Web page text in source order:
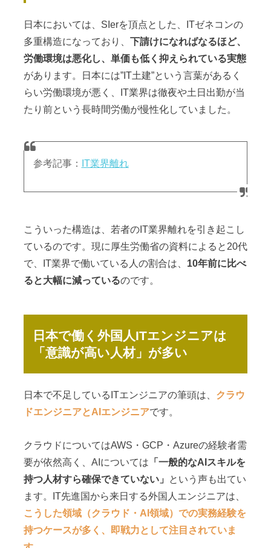
日本においては、SIerを頂点とした、ITゼネコンの
多重構造になっており、 下請けになればなるほど、
労働環境は悪化し、単価も低く抑えられている実態
があります。日本には”IT土建”という言葉があるく
らい労働環境が悪く、IT業界は徹夜や土日出勤が当
たり前という長時間労働が慢性化していました。
参考記事： IT業界離れ
こういった構造は、若者のIT業界離れを引き起こし
ているのです。現に厚生労働省の資料によると20代
で、IT業界で働いている人の割合は、 10年前に比べ
ると大幅に減っているのです。
日本で働く外国人ITエンジニアは
「意識が高い人材」が多い
日本で不足しているITエンジニアの筆頭は、 クラウ
ドエンジニアとAIエンジニアです。
クラウドについてはAWS・GCP・Azureの経験者需
要が依然高く、AIについては 「一般的なAIスキルを
持つ人材すら確保できていない」
という声も出てい
ます。IT先進国から来日する外国人エンジニアは、
こうした領域（クラウド・AI領域）での実務経験を
持つケースが多く、即戦力として注目されていま